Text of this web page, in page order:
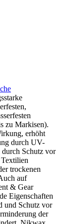
zu Markisen).
erhöht
durch UV-
Schutz vor
trockenen
auf
& Gear
Eigenschaften
und Schutz vor
der